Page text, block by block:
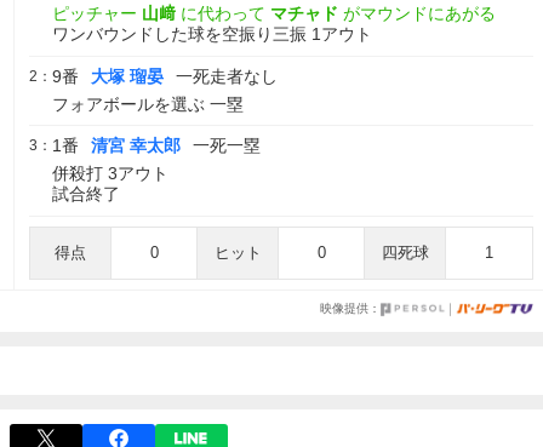
ピッチャー 山﨑 に代わって マチャド がマウンドにあがる
ワンバウンドした球を空振り三振 1アウト
2： 9番 大塚 瑠晏
一死走者なし
フォアボールを選ぶ 一塁
3： 1番 清宮 幸太郎
一死一塁
併殺打 3アウト
試合終了
得点 0 ヒット 0 四死球 1